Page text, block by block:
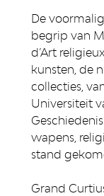
De
begrip van
d’Art
kunsten, de
collecties,
Universiteit
wapens,
stand
Grand